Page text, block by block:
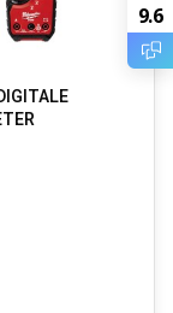
9.6